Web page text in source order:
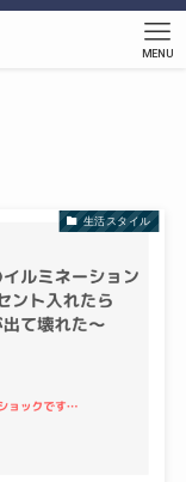
MENU
生活スタイル